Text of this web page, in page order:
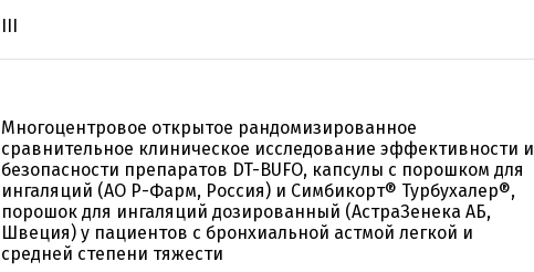
III
Многоцентровое открытое рандомизированное
сравнительное клиническое исследование эффективности и
безопасности препаратов DT-BUFO, капсулы с порошком для
ингаляций (АО Р-Фарм, Россия) и Симбикорт® Турбухалер®,
порошок для ингаляций дозированный (АстраЗенека АБ,
Швеция) у пациентов с бронхиальной астмой легкой и
средней степени тяжести